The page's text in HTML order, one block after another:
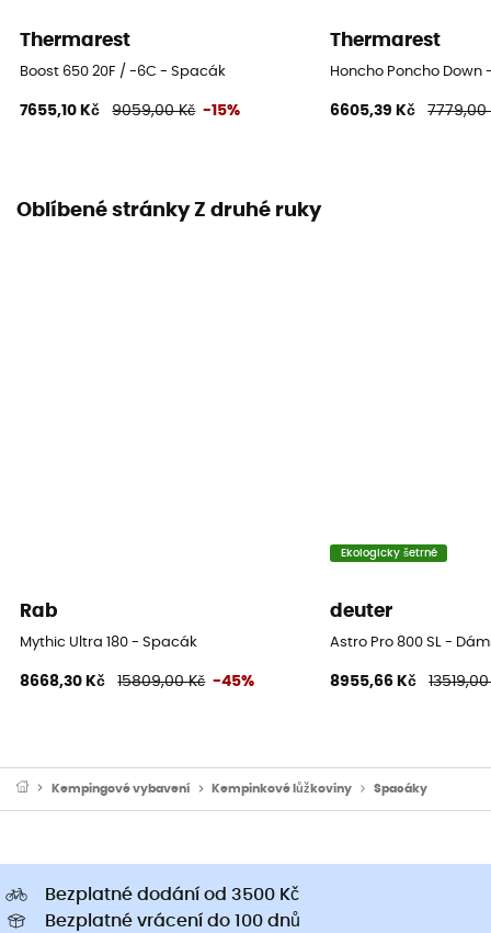
Thermarest
Boost 650 20F / -6C - Spacák
7655,10 Kč 9059,00 Kč -15%
Thermarest
Honcho Poncho Down
6605,39 Kč 7779,00
Oblíbené stránky Z druhé ruky
Rab
Mythic Ultra 180 - Spacák
8668,30 Kč 15809,00 Kč -45%
Ekologicky šetrné
deuter
Astro Pro 800 SL -
8955,66 Kč
Kempingové vybavení Kempinkové lůžkoviny Spacáky
Bezplatné dodání od 3500 Kč
Bezplatné vrácení do 100 dnů